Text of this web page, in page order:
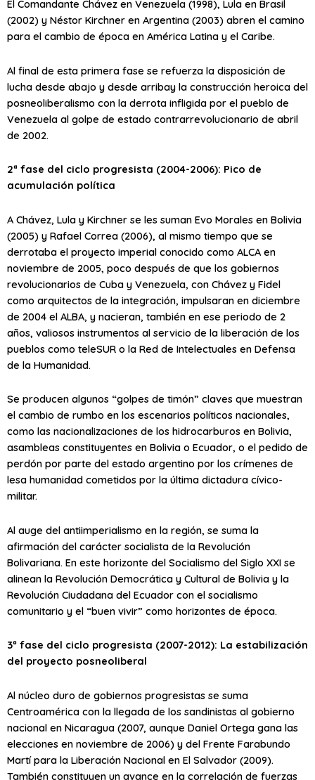
El Comandante Chávez en Venezuela (1998), Lula en Brasil
(2002) y Néstor Kirchner en Argentina (2003) abren el camino
para el cambio de época en América Latina y el Caribe.
Al final de esta primera fase se refuerza la disposición de
lucha desde abajo y desde arribay la construcción heroica del
posneoliberalismo con la derrota infligida por el pueblo de
Venezuela al golpe de estado contrarrevolucionario de abril
de 2002.
2ª fase del ciclo progresista (2004-2006): Pico de
acumulación política
A Chávez, Lula y Kirchner se les suman Evo Morales en Bolivia
(2005) y Rafael Correa (2006), al mismo tiempo que se
derrotaba el proyecto imperial conocido como ALCA en
noviembre de 2005, poco después de que los gobiernos
revolucionarios de Cuba y Venezuela, con Chávez y Fidel
como arquitectos de la integración, impulsaran en diciembre
de 2004 el ALBA, y nacieran, también en ese periodo de 2
años, valiosos instrumentos al servicio de la liberación de los
pueblos como teleSUR o la Red de Intelectuales en Defensa
de la Humanidad.
Se producen algunos “golpes de timón” claves que muestran
el cambio de rumbo en los escenarios políticos nacionales,
como las nacionalizaciones de los hidrocarburos en Bolivia,
asambleas constituyentes en Bolivia o Ecuador, o el pedido de
perdón por parte del estado argentino por los crímenes de
lesa humanidad cometidos por la última dictadura cívico-
militar.
Al auge del antiimperialismo en la región, se suma la
afirmación del carácter socialista de la Revolución
Bolivariana. En este horizonte del Socialismo del Siglo XXI se
alinean la Revolución Democrática y Cultural de Bolivia y la
Revolución Ciudadana del Ecuador con el socialismo
comunitario y el “buen vivir” como horizontes de época.
3ª fase del ciclo progresista (2007-2012): La estabilización
del proyecto posneoliberal
Al núcleo duro de gobiernos progresistas se suma
Centroamérica con la llegada de los sandinistas al gobierno
nacional en Nicaragua (2007, aunque Daniel Ortega gana las
elecciones en noviembre de 2006) y del Frente Farabundo
Martí para la Liberación Nacional en El Salvador (2009).
También constituyen un avance en la correlación de fuerzas